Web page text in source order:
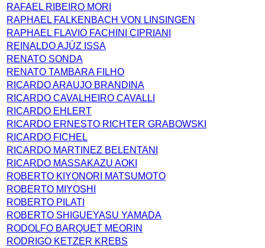
RAFAEL RIBEIRO MORI
RAPHAEL FALKENBACH VON LINSINGEN
RAPHAEL FLAVIO FACHINI CIPRIANI
REINALDO AJÚZ ISSA
RENATO SONDA
RENATO TAMBARA FILHO
RICARDO ARAUJO BRANDINA
RICARDO CAVALHEIRO CAVALLI
RICARDO EHLERT
RICARDO ERNESTO RICHTER GRABOWSKI
RICARDO FICHEL
RICARDO MARTINEZ BELENTANI
RICARDO MASSAKAZU AOKI
ROBERTO KIYONORI MATSUMOTO
ROBERTO MIYOSHI
ROBERTO PILATI
ROBERTO SHIGUEYASU YAMADA
RODOLFO BARQUET MEORIN
RODRIGO KETZER KREBS